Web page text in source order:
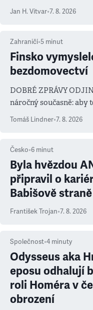
salvy i kritika pokrokářů
Jan H. Vitvar•7. 8. 2026
Zahraničí•5 minut
Finsko
bezdomovectví
DOBRÉ ZPRÁVY
náročný současně: aby
prioritu
Tomáš Lindner•7. 8. 2026
Česko•6 minut
Byla hvězdou
připravil o
Babišově
František Trojan•7. 8. 2026
Společnost•4 minuty
Odysseus aka
eposu odhalují
roli Homéra v
obrození